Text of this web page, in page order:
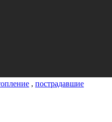
, пострадавшие